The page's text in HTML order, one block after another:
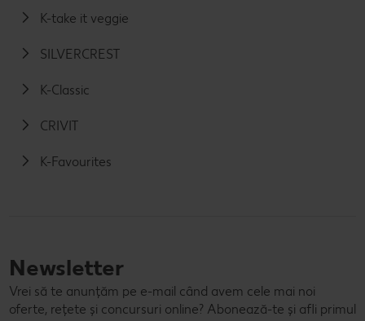
K-take it veggie
SILVERCREST
K-Classic
CRIVIT
K-Favourites
Newsletter
Vrei să te anunțăm pe e-mail când avem cele mai noi
oferte, rețete și concursuri online? Abonează-te și afli primul